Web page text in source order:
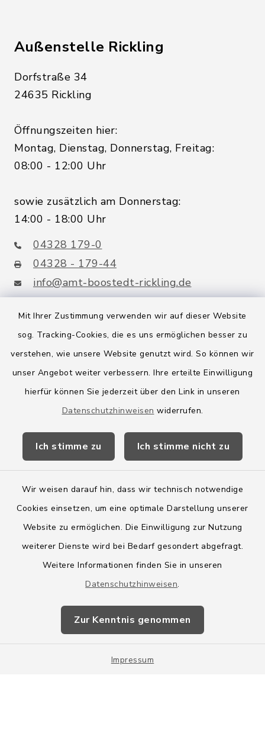
Mit Ihrer Zustimmung verwenden wir auf dieser Website
sog. Tracking-Cookies, die es uns ermöglichen besser zu
verstehen, wie unsere Website genutzt wird. So können wir
unser Angebot weiter verbessern. Ihre erteilte Einwilligung
hierfür können Sie jederzeit über den Link in unseren
Datenschutzhinweisen widerrufen.
Ich stimme zu Ich stimme nicht zu
Wir weisen darauf hin, dass wir technisch notwendige
Cookies einsetzen, um eine optimale Darstellung unserer
Website zu ermöglichen. Die Einwilligung zur Nutzung
weiterer Dienste wird bei Bedarf gesondert abgefragt.
Weitere Informationen finden Sie in unseren
Datenschutzhinweisen.
Zur Kenntnis genommen
Impressum
Außenstelle Rickling
Dorfstraße 34
24635 Rickling
Öffnungszeiten hier:
Montag, Dienstag, Donnerstag, Freitag:
08:00 - 12:00 Uhr
sowie zusätzlich am Donnerstag:
14:00 - 18:00 Uhr
04328 179-0
04328 - 179-44
info@amt-boostedt-rickling.de
Quicklinks
Amt Boostedt-Rickling
Amtsbroschüre
Wege-Zweckverband
Barrierefreiheit
Impressum
Sitemap